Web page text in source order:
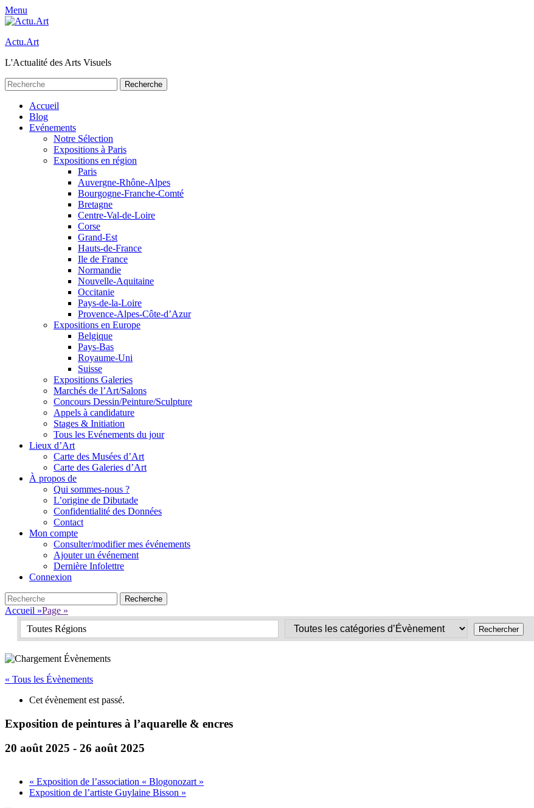
Menu
Actu.Art
L'Actualité des Arts Visuels
Recherche
pour:
Premier
menu
Aller
contenu
Accueil
Blog
Evénements
Notre Sélection
Expositions à Paris
Expositions en région
Paris
Auvergne-Rhône-Alpes
Bourgogne-Franche-Comté
Bretagne
Centre-Val-de-Loire
Corse
Grand-Est
Hauts-de-France
Ile de France
Normandie
Nouvelle-Aquitaine
Occitanie
Pays-de-la-Loire
Provence-Alpes-Côte-d’Azur
Expositions en Europe
Belgique
Pays-Bas
Royaume-Uni
Suisse
Expositions Galeries
Marchés de l’Art/Salons
Concours Dessin/Peinture/Sculpture
Appels à candidature
Stages & Initiation
Tous les Evénements du jour
Lieux d’Art
Carte des Musées d’Art
Carte des Galeries d’Art
À propos de
Qui sommes-nous ?
L’origine de Dibutade
Confidentialité des Données
Contact
Mon compte
Consulter/modifier mes événements
Ajouter un événement
Dernière Infolettre
Connexion
Search
Recherche
pour:
Accueil »Page »
Toutes Régions
« Tous les Évènements
Cet évènement est passé.
Exposition de peintures à l’aquarelle & encres
20 août 2025 - 26 août 2025
« Exposition de l’association « Blogonozart »
Exposition de l’artiste Guylaine Bisson »